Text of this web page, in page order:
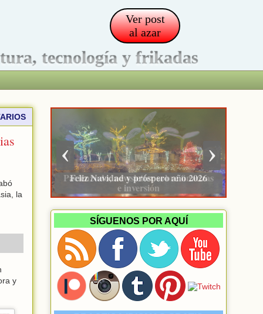
Ver post
al azar
tecnología y frikadas
la
y
Pacienzudo, newsletter sobre finanzas
e inversión
›
‹
SÍGUENOS POR AQUÍ